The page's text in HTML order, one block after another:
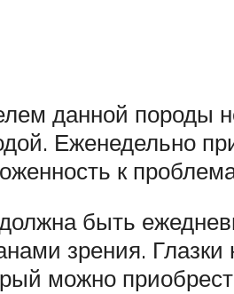
данной породы
Еженедельно
к
быть
зрения.
можно